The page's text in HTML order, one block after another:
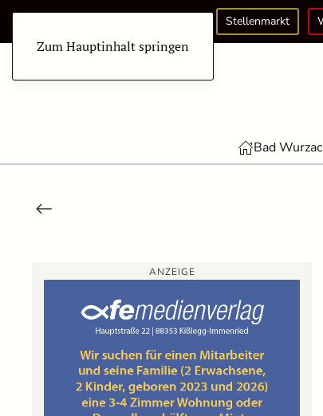
Zum Hauptinhalt springen
Stellenmarkt
Bad
ANZEIGE